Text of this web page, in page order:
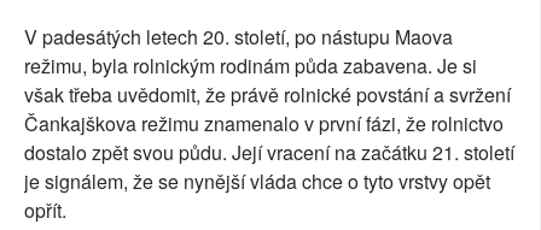
V padesátých letech 20. století, po nástupu Maova
režimu, byla rolnickým rodinám půda zabavena. Je si
však třeba uvědomit, že právě rolnické povstání a svržení
Čankajškova režimu znamenalo v první fázi, že rolnictvo
dostalo zpět svou půdu. Její vracení na začátku 21. století
je signálem, že se nynější vláda chce o tyto vrstvy opět
opřít.